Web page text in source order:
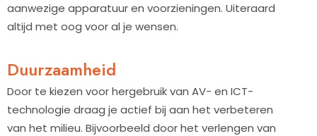
aanwezige apparatuur en voorzieningen. Uiteraard
altijd met oog voor al je wensen.
Duurzaamheid
Door te kiezen voor hergebruik van AV- en ICT-
technologie draag je actief bij aan het verbeteren
van het milieu. Bijvoorbeeld door het verlengen van